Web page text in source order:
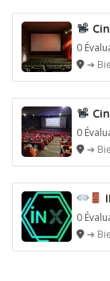
0
➔
0
➔
0
➔